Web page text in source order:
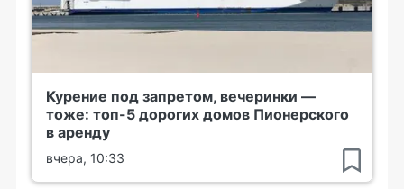
Курение под запретом, вечеринки —
тоже: топ-5 дорогих домов Пионерского
в аренду
вчера, 10:33